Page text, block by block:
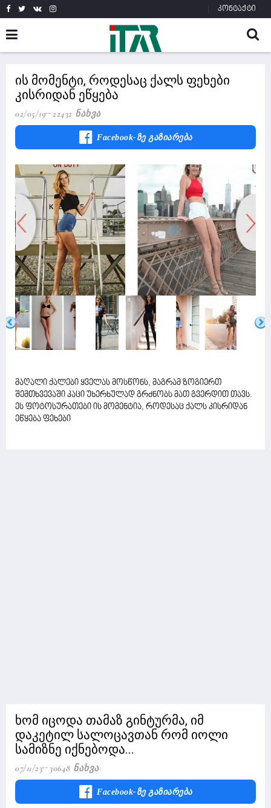
კონტაქტი
ის მომენტი, როდესაც ქალს ფეხები
კისრიდან ეწყება
02/05/19 22432 Ნახვა
Facebook-Ზე Გაზიარება
მაღალი ქალები ყველას მოსწონს, მაგრამ ზოგიერთ
შემთხვევაში კაცი უხერხულად გრძნობს მათ გვერდით თავს.
ეს ფოტოსურათები ის მომენტია, როდესაც ქალს კისრიდან
ეწყება ფეხები
ხომ იცოდა თამაზ გინტურმა, იმ
დაკეტილ სალოცავთან რომ იოლი
სამიზნე იქნებოდა...
07/11/23 30648 Ნახვა
Facebook-Ზე Გაზიარება